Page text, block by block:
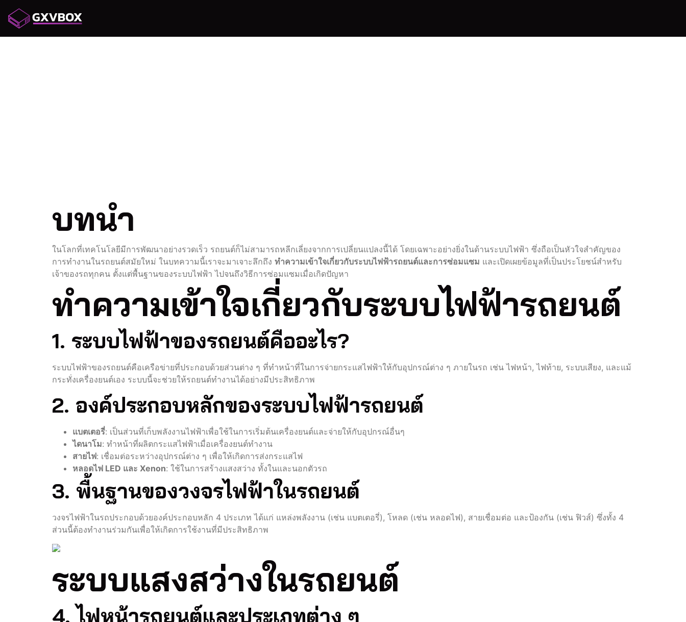
บทนำ
ในโลกที่เทคโนโลยีมีการพัฒนาอย่างรวดเร็ว รถยนต์ก็ไม่สามารถหลีกเลี่ยงจากการเปลี่ยนแปลงนี้ได้ โดยเฉพาะอย่างยิ่งในด้านระบบไฟฟ้า ซึ่งถือเป็นหัวใจสำคัญของ
การทำงานในรถยนต์สมัยใหม่ ในบทความนี้เราจะมาเจาะลึกถึง ทำความเข้าใจเกี่ยวกับระบบไฟฟ้ารถยนต์และการซ่อมแซม และเปิดเผยข้อมูลที่เป็นประโยชน์สำหรับ
เจ้าของรถทุกคน ตั้งแต่พื้นฐานของระบบไฟฟ้า ไปจนถึงวิธีการซ่อมแซมเมื่อเกิดปัญหา
ทำความเข้าใจเกี่ยวกับระบบไฟฟ้ารถยนต์
1. ระบบไฟฟ้าของรถยนต์คืออะไร?
ระบบไฟฟ้าของรถยนต์คือเครือข่ายที่ประกอบด้วยส่วนต่าง ๆ ที่ทำหน้าที่ในการจ่ายกระแสไฟฟ้าให้กับอุปกรณ์ต่าง ๆ ภายในรถ เช่น ไฟหน้า, ไฟท้าย, ระบบเสียง, และแม้
กระทั่งเครื่องยนต์เอง ระบบนี้จะช่วยให้รถยนต์ทำงานได้อย่างมีประสิทธิภาพ
2. องค์ประกอบหลักของระบบไฟฟ้ารถยนต์
แบตเตอรี่: เป็นส่วนที่เก็บพลังงานไฟฟ้าเพื่อใช้ในการเริ่มต้นเครื่องยนต์และจ่ายให้กับอุปกรณ์อื่นๆ
ไดนาโม: ทำหน้าที่ผลิตกระแสไฟฟ้าเมื่อเครื่องยนต์ทำงาน
สายไฟ: เชื่อมต่อระหว่างอุปกรณ์ต่าง ๆ เพื่อให้เกิดการส่งกระแสไฟ
หลอดไฟ LED และ Xenon: ใช้ในการสร้างแสงสว่าง ทั้งในและนอกตัวรถ
3. พื้นฐานของวงจรไฟฟ้าในรถยนต์
วงจรไฟฟ้าในรถประกอบด้วยองค์ประกอบหลัก 4 ประเภท ได้แก่ แหล่งพลังงาน (เช่น แบตเตอรี่), โหลด (เช่น หลอดไฟ), สายเชื่อมต่อ และป้องกัน (เช่น ฟิวส์) ซึ่งทั้ง 4
ส่วนนี้ต้องทำงานร่วมกันเพื่อให้เกิดการใช้งานที่มีประสิทธิภาพ
ระบบแสงสว่างในรถยนต์
4. ไฟหน้ารถยนต์และประเภทต่าง ๆ